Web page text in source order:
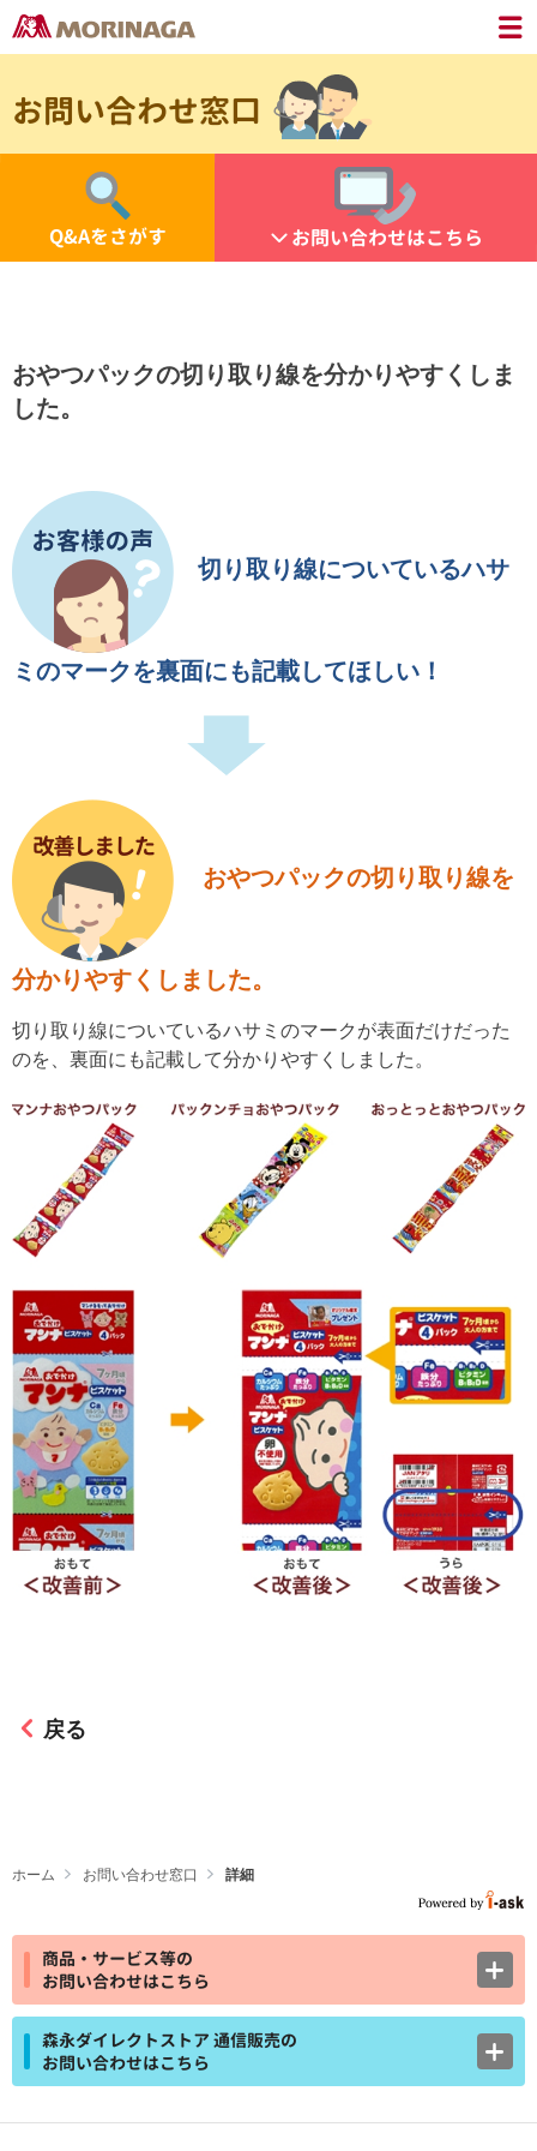
お問い合わせ窓口
Q&Aをさがす お問い合わせはこちら
おやつパックの切り取り線を分かりやすくしま
した。
切り取り線についているハサ
ミのマークを裏面にも記載してほしい！
おやつパックの切り取り線を
分かりやすくしました。
切り取り線についているハサミのマークが表面だけだった
のを、裏面にも記載して分かりやすくしました。
戻る
ホーム お問い合わせ窓口 詳細
商品・サービス等の
お問い合わせはこちら
森永ダイレクトストア 通信販売の
お問い合わせはこちら